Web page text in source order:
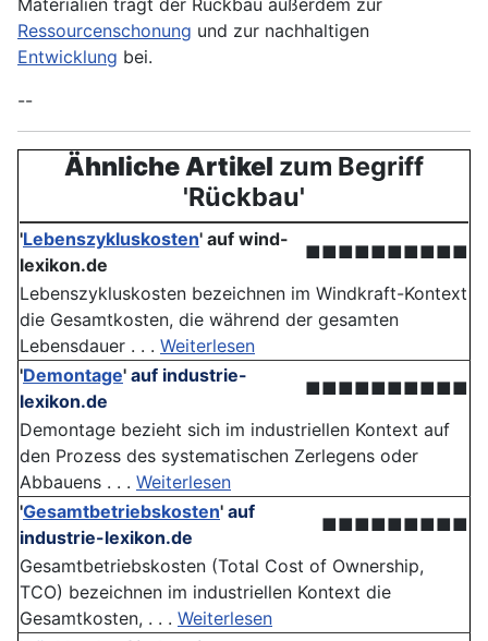
Materialien trägt der Rückbau außerdem zur
Ressourcenschonung und zur nachhaltigen
Entwicklung bei.
--
Ähnliche Artikel zum Begriff
'Rückbau'
'Lebenszykluskosten' auf wind-
lexikon.de
■■■■■■■■■■
Lebenszykluskosten bezeichnen im Windkraft-Kontext
die Gesamtkosten, die während der gesamten
Lebensdauer . . . Weiterlesen
'Demontage' auf industrie-
lexikon.de
■■■■■■■■■■
Demontage bezieht sich im industriellen Kontext auf
den Prozess des systematischen Zerlegens oder
Abbauens . . . Weiterlesen
'Gesamtbetriebskosten' auf
industrie-lexikon.de
■■■■■■■■■
Gesamtbetriebskosten (Total Cost of Ownership,
TCO) bezeichnen im industriellen Kontext die
Gesamtkosten, . . . Weiterlesen